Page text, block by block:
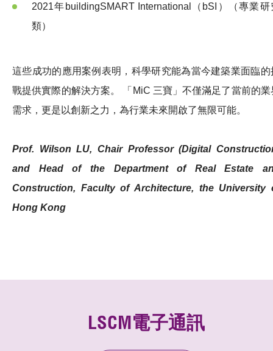
2021年buildingSMART International（bSI）（專業研
類）
這些成功的應用案例表明，科學研究能為當今建築業面臨的
戰提供實際的解決方案。 「MiC 三寶」不僅滿足了當前的業
需求，更是以創新之力，為行業未來開啟了無限可能。
Prof. Wilson LU, Chair Professor (Digital
and Head of the Department of Real Estate
Construction, Faculty of Architecture, the University
Hong Kong
LSCM電子通訊